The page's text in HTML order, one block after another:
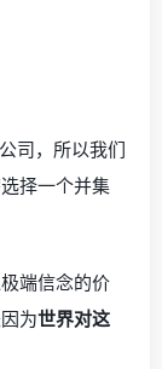
司，所以我们
择一个并集
端信念的价
为世界对这